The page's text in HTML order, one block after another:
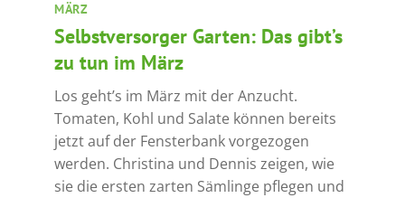
MÄRZ
Selbstversorger Garten: Das gibt’s
zu tun im März
Los geht’s im März mit der Anzucht.
Tomaten, Kohl und Salate können bereits
jetzt auf der Fensterbank vorgezogen
werden. Christina und Dennis zeigen, wie
sie die ersten zarten Sämlinge pflegen und